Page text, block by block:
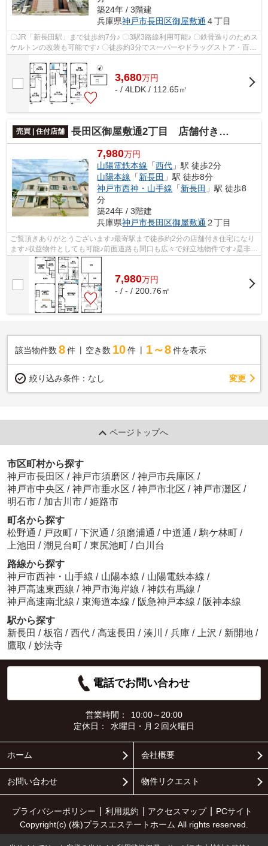
築24年 / 3階建
兵庫県神戸市長田区御屋敷通 ４丁目
〇JR「新長田駅」まで徒歩約7分♪ 〇3駅3路線利用可能♪ 〇鉄骨造りのためス
ケルトンの改装も可能です♪ 〇徒歩約3分でスーパーやドラッグストア・百
3,680万円
- / 4LDK / 112.65㎡
売買 | 住付店舗 長田区御屋敷通2丁目 店舗付き住宅
7,980万円
山陽電鉄本線 「西代 」駅 徒歩2分
山陽本線 「新長田 」駅 徒歩8分
神戸市西神・山手線 「新長田 」駅 徒歩8
分
築24年 / 3階建
兵庫県神戸市長田区御屋敷通 ２丁目
ご覧頂きありがとうございます♪最寄駅まで徒歩約2分の店舗付き住宅になり
ます♪収益物件としても可能♪前面道路も間口も広々で好立地物件です♪是非一
度ご覧になって下さい♪0120-134-414...
7,980万円
- / - / 200.76㎡
該当物件数 8件 空き数 10 件 1～8 件を表示
絞り込み条件： なし 変更
ページトップへ
市区町村から探す
神戸市長田区 / 神戸市須磨区 / 神戸市兵庫区 /
神戸市中央区 / 神戸市垂水区 / 神戸市北区 / 神戸市灘区 /
明石市 / 加古川市 / 姫路市
町名から探す
松野通 / 戸政町 / 下沢通 / 須磨浦通 / 中道通 / 駒ケ林町 /
上池田 / 潮見台町 / 東尻池町 / 白川台
路線から探す
神戸市西神・山手線 / 山陽本線 / 山陽電鉄本線 /
神戸高速東西線 / 神戸市海岸線 / 神鉄有馬線 /
神戸高速南北線 / 東海道本線 / 阪急神戸本線 / 阪神本線
駅から探す
新長田 / 板宿 / 西代 / 高速長田 / 湊川 / 兵庫 / 上沢 / 新開地 /
鷹取 / 妙法寺
電話でお問い合わせ
営業時間：
10:00～20:00
定休日：
水曜日・月２回火曜日
ホーム 会社概要
お問い合わせ 物件リクエスト
プライバシーポリシー 利用規約 アクセスマップ
PCサイト
Copyright(c) (株)プラスエステートホーム All rights reserved.